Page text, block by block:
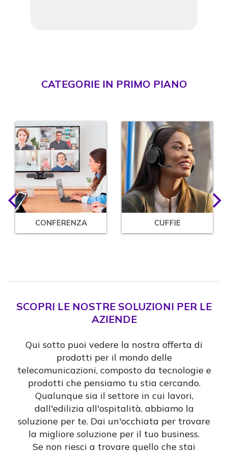
CATEGORIE IN PRIMO PIANO
CONFERENZA CUFFIE
SCOPRI LE NOSTRE SOLUZIONI PER LE
AZIENDE
Qui sotto puoi vedere la nostra offerta di
prodotti per il mondo delle
telecomunicazioni, composto da tecnologie e
prodotti che pensiamo tu stia cercando.
Qualunque sia il settore in cui lavori,
dall'edilizia all'ospitalità, abbiamo la
soluzione per te. Dai un'occhiata per trovare
la migliore soluzione per il tuo business.
Se non riesci a trovare quello che stai